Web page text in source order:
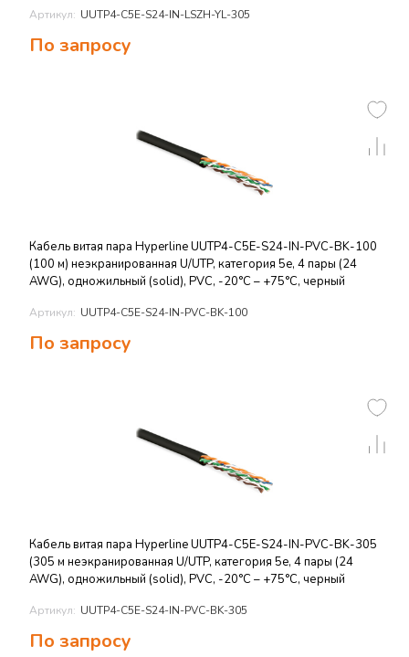
Артикул: UUTP4-C5E-S24-IN-LSZH-YL-305
По запросу
Кабель витая пара Hyperline UUTP4-C5E-S24-IN-PVC-BK-100
(100 м) неэкранированная U/UTP, категория 5e, 4 пары (24
AWG), одножильный (solid), PVC, -20°C – +75°C, черный
Артикул: UUTP4-C5E-S24-IN-PVC-BK-100
По запросу
Кабель витая пара Hyperline UUTP4-C5E-S24-IN-PVC-BK-305
(305 м неэкранированная U/UTP, категория 5e, 4 пары (24
AWG), одножильный (solid), PVC, -20°C – +75°C, черный
Артикул: UUTP4-C5E-S24-IN-PVC-BK-305
По запросу